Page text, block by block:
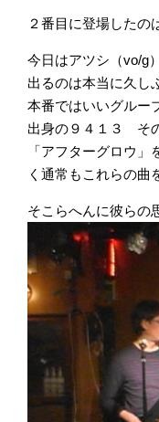
２番目に登場したの
今日はアツシ（vo/g
出るのは本当に久
本番ではいいグルー
出身の９４１３ そ
「アフターグロウ
く通常もこれらの曲
そこらへんに彼らの